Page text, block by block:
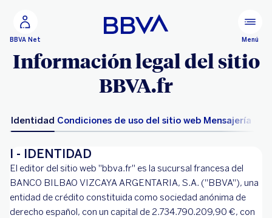
Configurar personalización
BBVA Net Menú
Información legal del sitio
BBVA.fr
Identidad Condiciones de uso del sitio web Mensajería
I - IDENTIDAD
El editor del sitio web "bbva.fr" es la sucursal francesa del
BANCO BILBAO VIZCAYA ARGENTARIA, S.A. ("BBVA"), una
entidad de crédito constituida como sociedad anónima de
derecho español, con un capital de 2.734.790.209,90 €, con